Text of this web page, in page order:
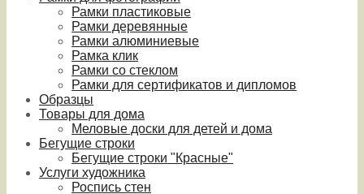
Рамки пластиковые
Рамки деревянные
Рамки алюминиевые
Рамка клик
Рамки со стеклом
Рамки для сертификатов и дипломов
Образцы
Товары для дома
Меловые доски для детей и дома
Бегущие строки
Бегущие строки "Красные"
Услуги художника
Роспись стен